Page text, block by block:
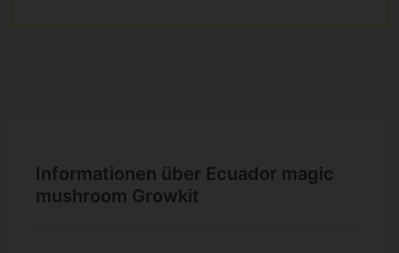
Informationen über Ecuador magic
mushroom Growkit